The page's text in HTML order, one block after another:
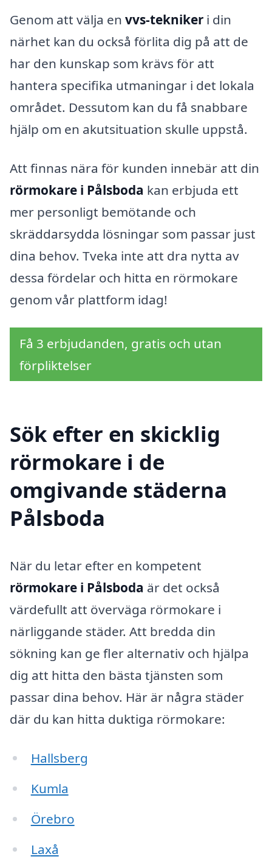
Genom att välja en vvs-tekniker i din
närhet kan du också förlita dig på att de
har den kunskap som krävs för att
hantera specifika utmaningar i det lokala
området. Dessutom kan du få snabbare
hjälp om en akutsituation skulle uppstå.
Att finnas nära för kunden innebär att din
rörmokare i Pålsboda kan erbjuda ett
mer personligt bemötande och
skräddarsydda lösningar som passar just
dina behov. Tveka inte att dra nytta av
dessa fördelar och hitta en rörmokare
genom vår plattform idag!
Få 3 erbjudanden, gratis och utan
förpliktelser
Sök efter en skicklig
rörmokare i de
omgivande städerna
Pålsboda
När du letar efter en kompetent
rörmokare i Pålsboda är det också
värdefullt att överväga rörmokare i
närliggande städer. Att bredda din
sökning kan ge fler alternativ och hjälpa
dig att hitta den bästa tjänsten som
passar dina behov. Här är några städer
där du kan hitta duktiga rörmokare:
Hallsberg
Kumla
Örebro
Laxå